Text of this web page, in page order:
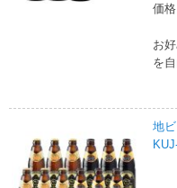
価格
お
を
地